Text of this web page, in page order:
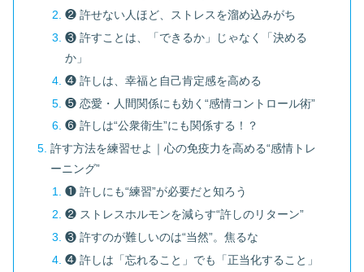
❷ 許せない人ほど、ストレスを溜め込みがち
❸ 許すことは、「できるか」じゃなく「決める
か」
❹ 許しは、幸福と自己肯定感を高める
❺ 恋愛・人間関係にも効く“感情コントロール術”
❻ 許しは“公衆衛生”にも関係する！？
許す方法を練習せよ｜心の免疫力を高める“感情トレ
ーニング”
❶ 許しにも“練習”が必要だと知ろう
❷ ストレスホルモンを減らす“許しのリターン”
❸ 許すのが難しいのは“当然”。焦るな
❹ 許しは「忘れること」でも「正当化すること」